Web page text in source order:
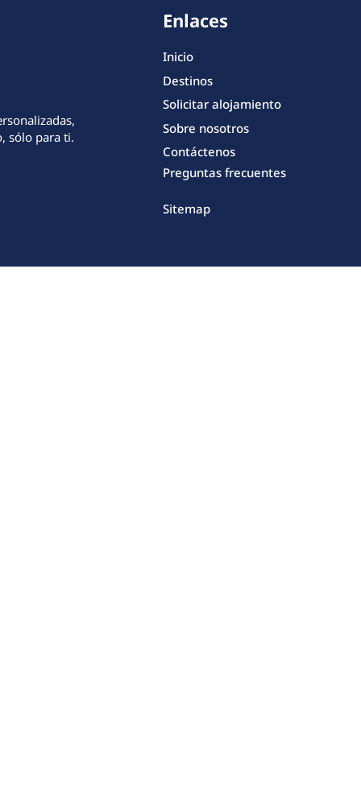
sólo para ti.
Enlaces
Inicio
Destinos
Solicitar alojamiento
Sobre nosotros
Contáctenos
Preguntas frecuentes
Sitemap